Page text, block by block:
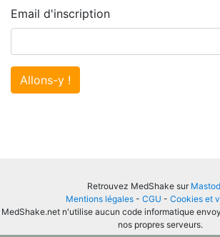
Email d'inscription
Allons-y !
Retrouvez MedShake sur
Mentions légales - CGU - Cookies et
MedShake.net n'utilise aucun code informatique
nos propres serveurs.